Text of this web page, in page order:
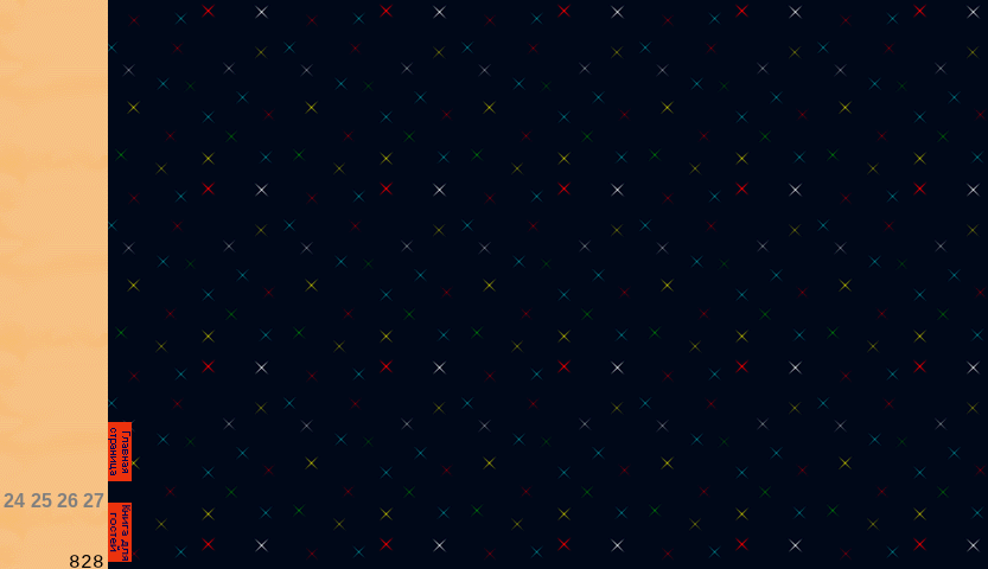
24 25 26 27
828